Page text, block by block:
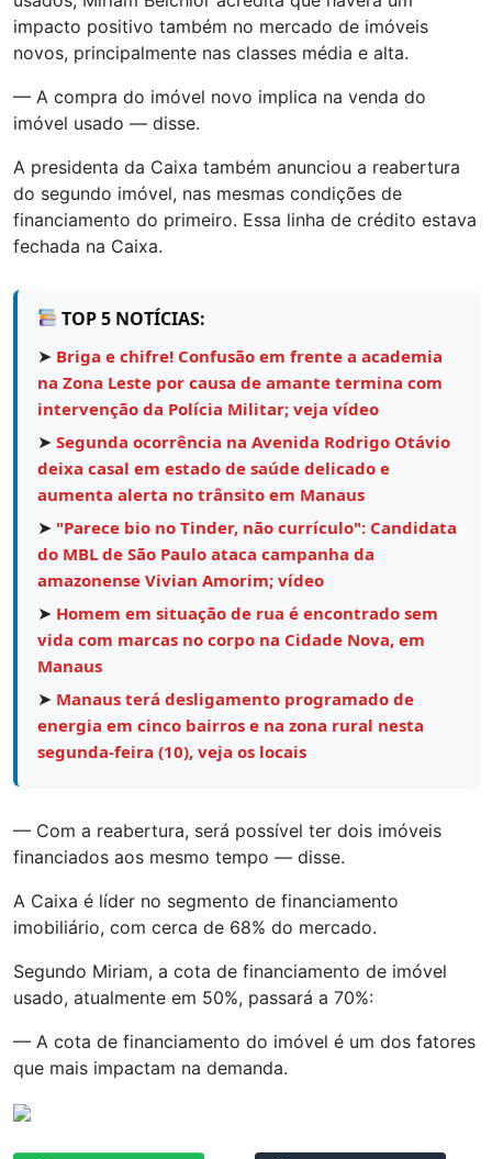
impacto positivo também no mercado de imóveis
novos, principalmente nas classes média e alta.
— A compra do imóvel novo implica na venda do
imóvel usado — disse.
A presidenta da Caixa também anunciou a reabertura
do segundo imóvel, nas mesmas condições de
financiamento do primeiro. Essa linha de crédito estava
fechada na Caixa.
TOP 5 NOTÍCIAS:
➤ Briga e chifre! Confusão em frente a academia
na Zona Leste por causa de amante termina com
intervenção da Polícia Militar; veja vídeo
➤ Segunda ocorrência na Avenida Rodrigo Otávio
deixa casal em estado de saúde delicado e
aumenta alerta no trânsito em Manaus
➤ "Parece bio no Tinder, não currículo": Candidata
do MBL de São Paulo ataca campanha da
amazonense Vivian Amorim; vídeo
➤ Homem em situação de rua é encontrado sem
vida com marcas no corpo na Cidade Nova, em
Manaus
➤ Manaus terá desligamento programado de
energia em cinco bairros e na zona rural nesta
segunda-feira (10), veja os locais
— Com a reabertura, será possível ter dois imóveis
financiados aos mesmo tempo — disse.
A Caixa é líder no segmento de financiamento
imobiliário, com cerca de 68% do mercado.
Segundo Miriam, a cota de financiamento de imóvel
usado, atualmente em 50%, passará a 70%:
— A cota de financiamento do imóvel é um dos fatores
que mais impactam na demanda.